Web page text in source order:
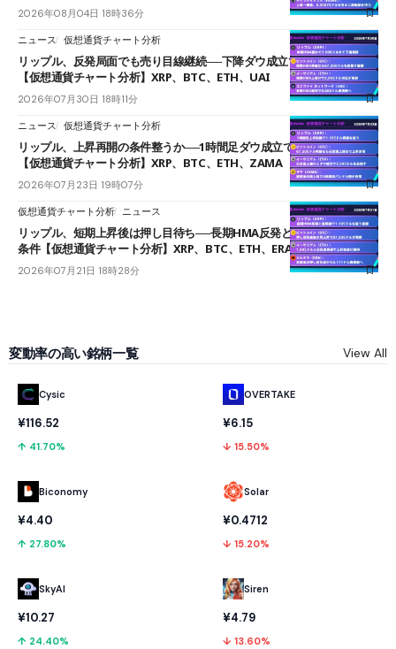
2026年08月04日 18時36分
ニュース 仮想通貨チャート分析
リップル、反発局面でも売り目線継続──下降ダウ成立で下値追う展開
【仮想通貨チャート分析】XRP、BTC、ETH、UAI
2026年07月30日 18時11分
ニュース 仮想通貨チャート分析
リップル、上昇再開の条件整うか──1時間足ダウ成立で1.185ドルを狙う
【仮想通貨チャート分析】XRP、BTC、ETH、ZAMA
2026年07月23日 19時07分
仮想通貨チャート分析 ニュース
リップル、短期上昇後は押し目待ち──長期HMA反発と雲上抜けが買い
条件【仮想通貨チャート分析】XRP、BTC、ETH、ERA
2026年07月21日 18時28分
変動率の高い銘柄一覧 View All
Cysic
¥116.52
↑ 41.70%
Biconomy
¥4.40
↑ 27.80%
SkyAI
¥10.27
↑ 24.40%
OVERTAKE
¥6.15
↓ 15.50%
Solar
¥0.4712
↓ 15.20%
Siren
¥4.79
↓ 13.60%